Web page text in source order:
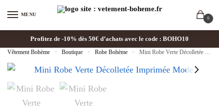
MENU
0
Profitez de -10% dès 50€ d’achats avec le code : BOHO10
Vêtement Bohème » Boutique » Robe Bohème » Mini Robe Verte Décolletée Imprimée